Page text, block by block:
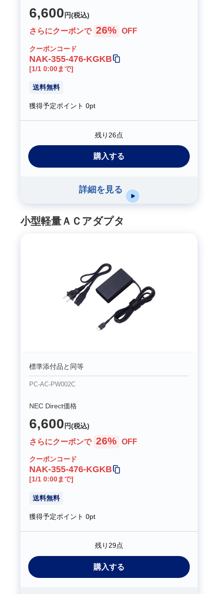
6,600 円(税込)
さらにクーポンで 26% OFF
クーポンコード
NAK-355-476-KGKB
[1/1 0:00まで]
送料無料
獲得予定ポイント0pt
残り26点
購入する
詳細を見る
小型軽量ＡＣアダプタ
標準添付品と同等
PC-AC-PW002C
NEC Direct価格
6,600 円(税込)
さらにクーポンで 26% OFF
クーポンコード
NAK-355-476-KGKB
[1/1 0:00まで]
送料無料
獲得予定ポイント0pt
残り29点
購入する